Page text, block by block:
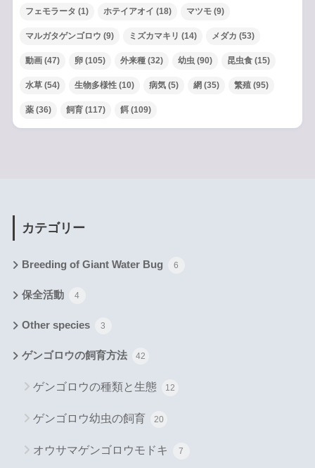
フェモラータ (1) ホテイアオイ (18) マツモ(9)
マルガタゲンゴロウ (9) ミズカマキリ (14) メダカ (53)
動画(47) 卵(105) 外来種(32) 幼虫(90) 昆虫食(15)
水草(54) 生物多様性(10) 病気(5) 網 (35) 繁殖(95)
薬(36) 飼育(117) 餌(109)
カテゴリー
Breeding of Giant Water Bug 6
保全活動 4
Other species 3
ゲンゴロウの飼育方法 42
ゲンゴロウの種類と生態 12
ゲンゴロウ幼虫の飼育 20
オウサマゲンゴロウモドキ 7